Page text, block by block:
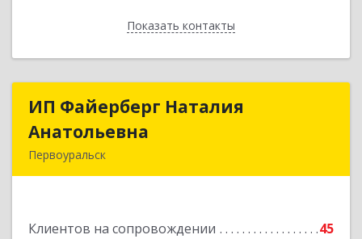
Показать контакты
Назад
ИП Файерберг Наталия
Анатольевна
Первоуральск
Клиентов на сопровождении
45
ИП Файерберг Наталия
Подробнее